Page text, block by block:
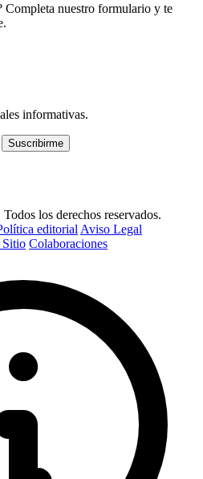
Completa nuestro formulario y te
informativas.
Suscribirme
los derechos reservados.
editorial Aviso Legal
Sitio Colaboraciones